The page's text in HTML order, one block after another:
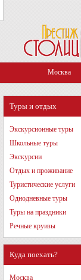
Москва
Туры и отдых
Экскурсионные туры
Школьные туры
Экскурсии
Отдых и проживание
Туристические услуги
Однодневные туры
Туры на праздники
Речные круизы
Куда поехать?
Москва